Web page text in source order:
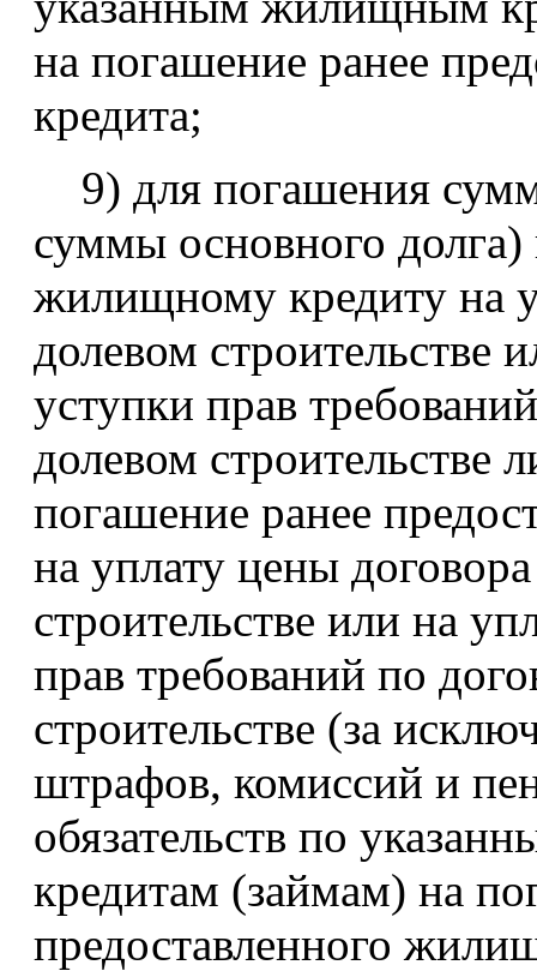
на погашение ранее
кредита;
9) для погашения
суммы основного
жилищному кредиту на
долевом строительстве
уступки прав
долевом строительстве
погашение ранее
на уплату цены
строительстве или на
прав требований по
строительстве (за
штрафов, комиссий и
обязательств по
кредитам (займам) на
предоставленного